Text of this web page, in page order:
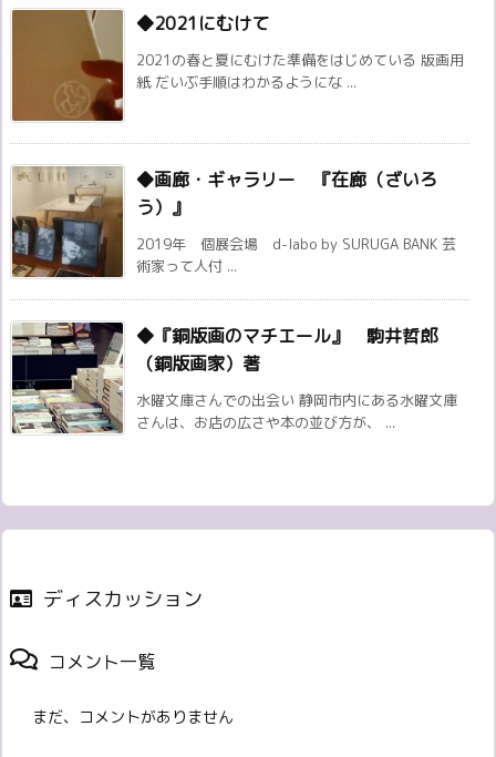
◆2021にむけて
2021の春と夏にむけた準備をはじめている 版画用
紙 だいぶ手順はわかるようにな ...
◆画廊・ギャラリー 『在廊（ざいろ
う）』
2019年 個展会場 d-labo by SURUGA BANK 芸
術家って人付 ...
◆『銅版画のマチエール』 駒井哲郎
（銅版画家）著
水曜文庫さんでの出会い 静岡市内にある水曜文庫
さんは、お店の広さや本の並び方が、 ...
ディスカッション
コメント一覧
まだ、コメントがありません